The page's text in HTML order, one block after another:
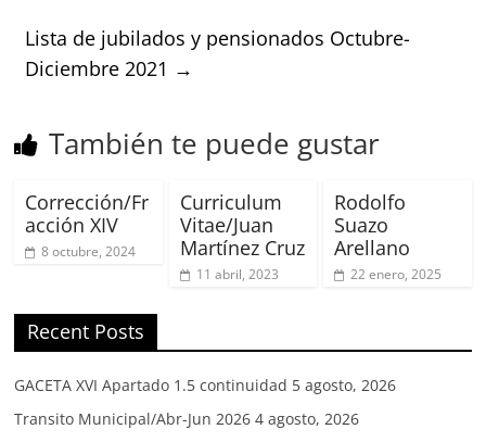
Lista de jubilados y pensionados Octubre-
Diciembre 2021 →
También te puede gustar
Corrección/Fr
acción XIV
8 octubre, 2024
Curriculum
Vitae/Juan
Martínez Cruz
11 abril, 2023
Rodolfo
Suazo
Arellano
22 enero, 2025
Recent Posts
GACETA XVI Apartado 1.5 continuidad 5 agosto, 2026
Transito Municipal/Abr-Jun 2026 4 agosto, 2026